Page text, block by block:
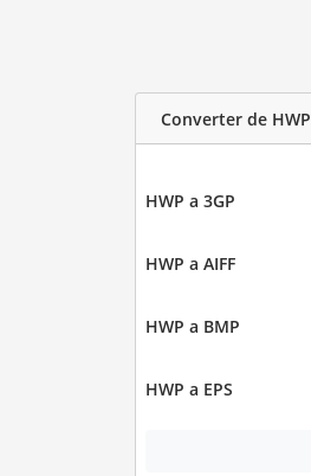
Converter de HWP
HWP a 3GP
HWP a AIFF
HWP a BMP
HWP a EPS